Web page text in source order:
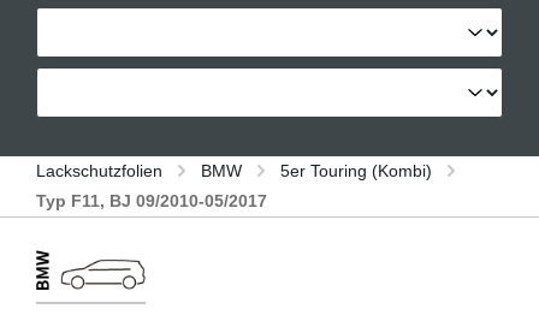
Lackschutzfolien BMW
5er Touring (Kombi)
Typ F11, BJ 09/2010-05/2017